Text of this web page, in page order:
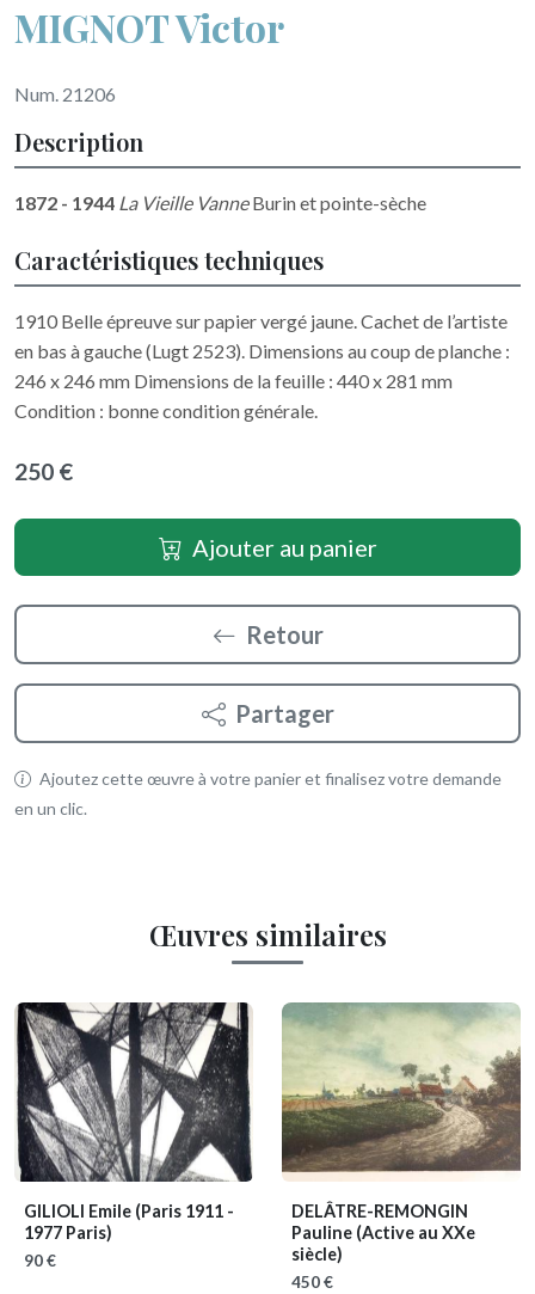
MIGNOT Victor
Num. 21206
Description
1872 - 1944 La Vieille VanneBurin et pointe-sèche
Caractéristiques techniques
1910 Belle épreuve sur papier vergé jaune. Cachet de l’artiste
en bas à gauche (Lugt 2523). Dimensions au coup de planche :
246 x 246 mm Dimensions de la feuille : 440 x 281 mm
Condition : bonne condition générale.
250 €
Ajouter au panier
Retour
Partager
Ajoutez cette œuvre à votre panier et finalisez votre demande
en un clic.
Œuvres similaires
GILIOLI Emile (Paris 1911 -
1977 Paris)
90 €
DELÂTRE-REMONGIN
Pauline (Active au XXe
siècle)
450 €